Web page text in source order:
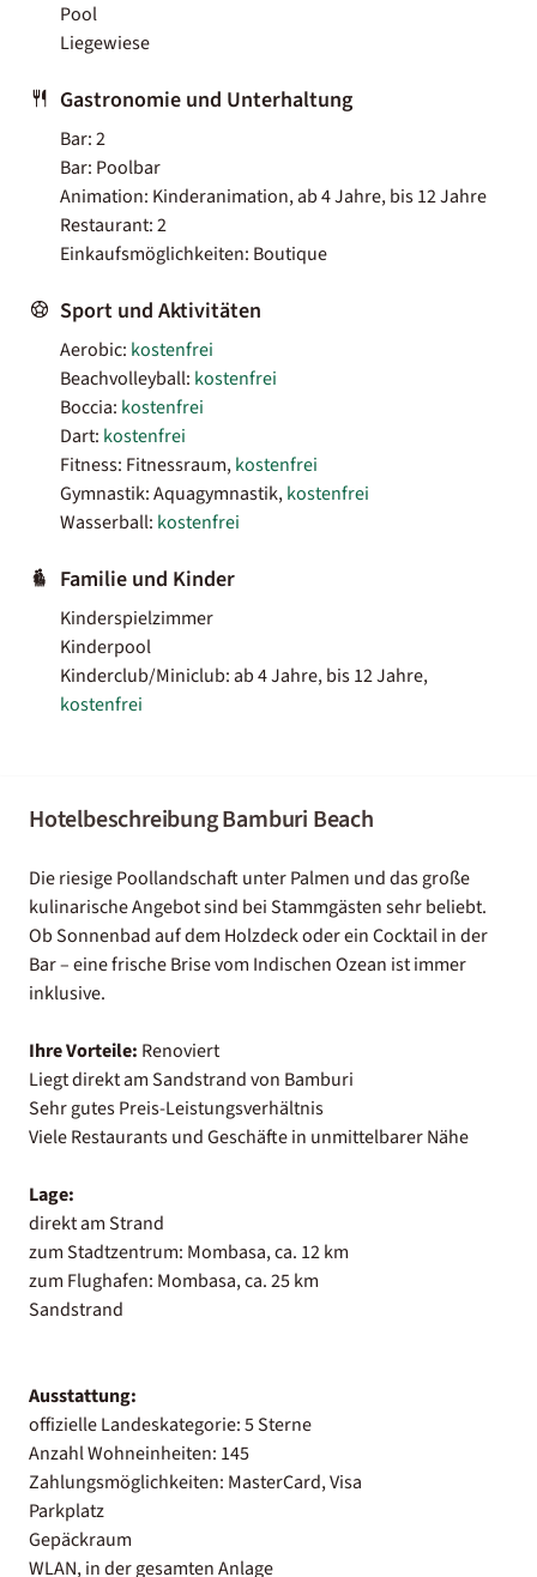
Pool
Liegewiese
Gastronomie und Unterhaltung
Bar: 2
Bar: Poolbar
Animation: Kinderanimation, ab 4 Jahre, bis 12 Jahre
Restaurant: 2
Einkaufsmöglichkeiten: Boutique
Sport und Aktivitäten
Aerobic: kostenfrei
Beachvolleyball: kostenfrei
Boccia: kostenfrei
Dart: kostenfrei
Fitness: Fitnessraum,kostenfrei
Gymnastik: Aquagymnastik,kostenfrei
Wasserball: kostenfrei
Familie und Kinder
Kinderspielzimmer
Kinderpool
Kinderclub/Miniclub: ab 4 Jahre, bis 12 Jahre,
kostenfrei
Hotelbeschreibung Bamburi Beach
Die riesige Poollandschaft unter Palmen und das große
kulinarische Angebot sind bei Stammgästen sehr beliebt.
Ob Sonnenbad auf dem Holzdeck oder ein Cocktail in der
Bar – eine frische Brise vom Indischen Ozean ist immer
inklusive.
Ihre Vorteile: Renoviert
Liegt direkt am Sandstrand von Bamburi
Sehr gutes Preis-Leistungsverhältnis
Viele Restaurants und Geschäfte in unmittelbarer Nähe
Lage:
direkt am Strand
zum Stadtzentrum: Mombasa, ca. 12 km
zum Flughafen: Mombasa, ca. 25 km
Sandstrand
Ausstattung:
offizielle Landeskategorie: 5 Sterne
Anzahl Wohneinheiten: 145
Zahlungsmöglichkeiten: MasterCard, Visa
Parkplatz
Gepäckraum
WLAN, in der gesamten Anlage